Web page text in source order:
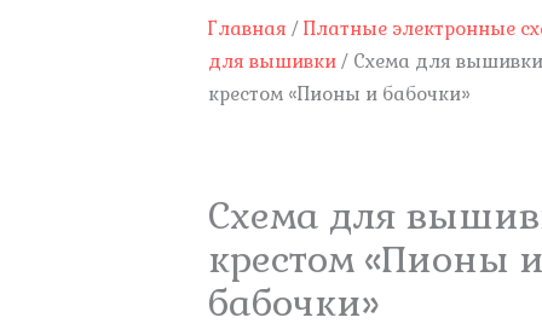
Главная /Платные электронные
для вышивки / Схема для вышивки
крестом «Пионы и бабочки»
Схема для
крестом «Пионы и
бабочки»
крестом
"Пионы
и